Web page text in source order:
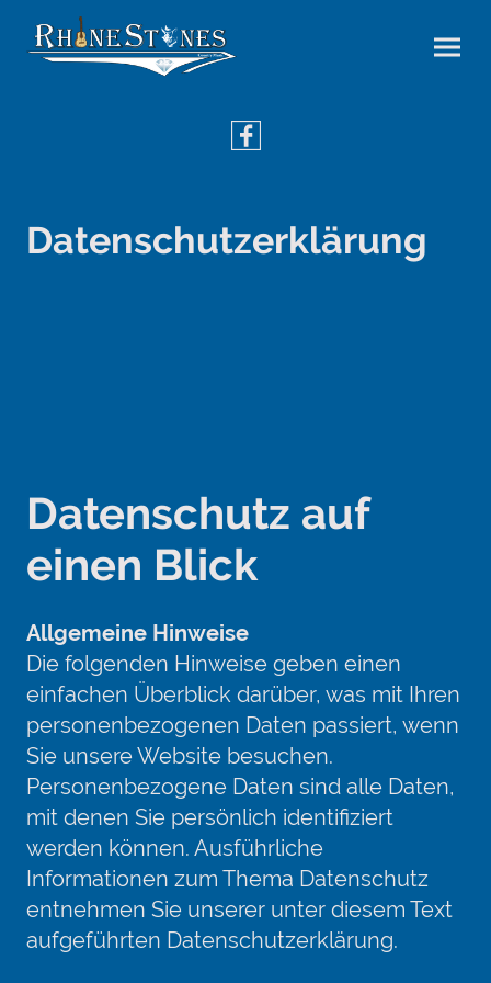
Datenschutzerklärung
Datenschutz auf
einen Blick
Allgemeine Hinweise
Die folgenden Hinweise geben einen
einfachen Überblick darüber, was mit Ihren
personenbezogenen Daten passiert, wenn
Sie unsere Website besuchen.
Personenbezogene Daten sind alle Daten,
mit denen Sie persönlich identifiziert
werden können. Ausführliche
Informationen zum Thema Datenschutz
entnehmen Sie unserer unter diesem Text
aufgeführten Datenschutzerklärung.